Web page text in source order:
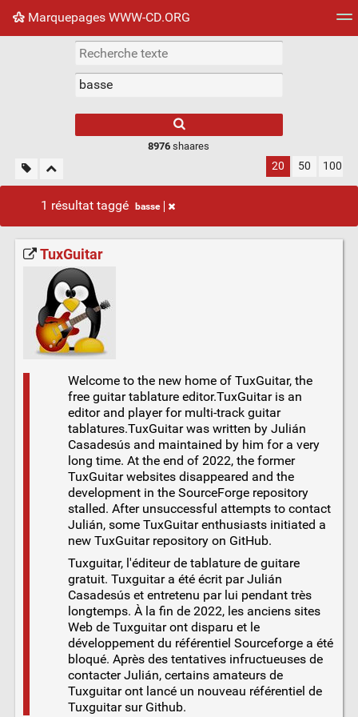
Marquepages WWW-CD.ORG
Nuage de tags Mur d'images
8976 shaares
20 50 100
1 résultat taggé basse
TuxGuitar
Welcome to the new home of TuxGuitar, the
free guitar tablature editor.TuxGuitar is an
editor and player for multi-track guitar
tablatures.TuxGuitar was written by Julián
Casadesús and maintained by him for a very
long time. At the end of 2022, the former
TuxGuitar websites disappeared and the
development in the SourceForge repository
stalled. After unsuccessful attempts to contact
Julián, some TuxGuitar enthusiasts initiated a
new TuxGuitar repository on GitHub.
Tuxguitar, l'éditeur de tablature de guitare
gratuit. Tuxguitar a été écrit par Julián
Casadesús et entretenu par lui pendant très
longtemps. À la fin de 2022, les anciens sites
Web de Tuxguitar ont disparu et le
développement du référentiel Sourceforge a été
bloqué. Après des tentatives infructueuses de
contacter Julián, certains amateurs de
Tuxguitar ont lancé un nouveau référentiel de
Tuxguitar sur Github.